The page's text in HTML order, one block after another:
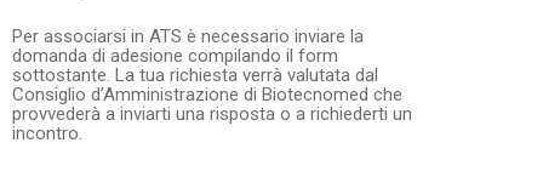
Per associarsi in ATS è necessario inviare la
domanda di adesione compilando il form
sottostante. La tua richiesta verrà valutata dal
Consiglio d’Amministrazione di Biotecnomed che
provvederà a inviarti una risposta o a richiederti un
incontro.